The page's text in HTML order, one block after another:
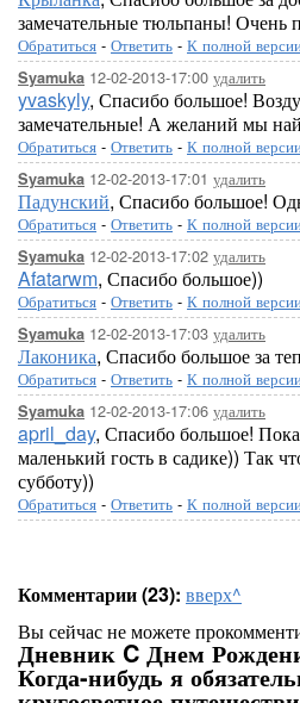
замечательные тюльпаны! Очень
Обратиться - Ответить - К полной
Syamuka 12-02-2013-17:00 удалить
yvaskyly, Спасибо большое!
замечательные! А желаний мы
Обратиться - Ответить - К полной
Syamuka 12-02-2013-17:01 удалить
Падунский, Спасибо большое!
Обратиться - Ответить - К полной
Syamuka 12-02-2013-17:02 удалить
Afatarwm, Спасибо большое))
Обратиться - Ответить - К полной
Syamuka 12-02-2013-17:03 удалить
Лаконика, Спасибо большое за
Обратиться - Ответить - К полной
Syamuka 12-02-2013-17:06 удалить
april_day, Спасибо большое!
маленький гость в садике)) Так
субботу))
Обратиться - Ответить - К полной
Комментарии (23): вверх^
Вы сейчас не можете
Дневник C Днем
Когда-нибудь я